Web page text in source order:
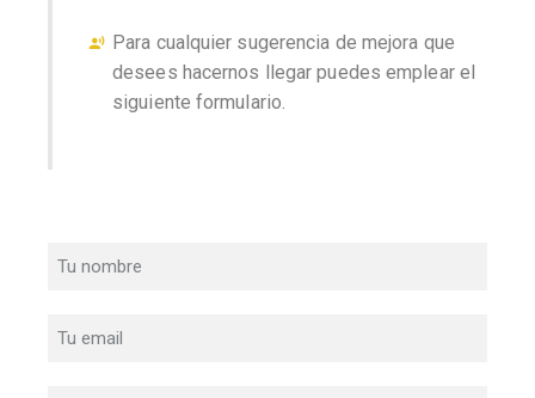
Para cualquier sugerencia de mejora que
desees hacernos llegar puedes emplear el
siguiente formulario.